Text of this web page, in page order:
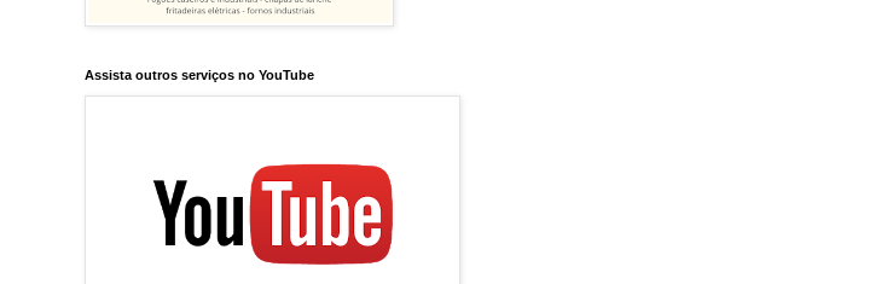
Assista outros serviços no YouTube